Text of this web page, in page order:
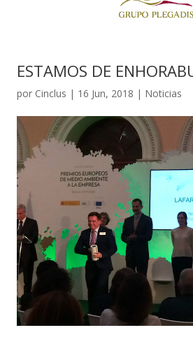
ESTAMOS DE
por Cinclus | 16 Jun, 2018 | Noticias